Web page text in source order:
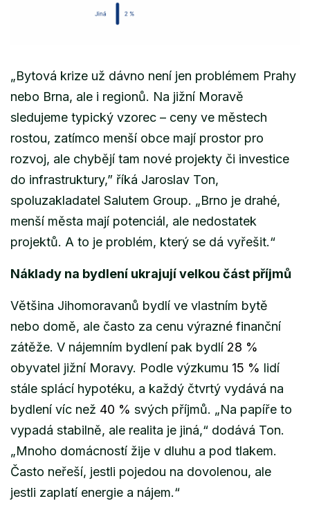
„Bytová krize už dávno není jen problémem Prahy
nebo Brna, ale i regionů. Na jižní Moravě
sledujeme typický vzorec – ceny ve městech
rostou, zatímco menší obce mají prostor pro
rozvoj, ale chybějí tam nové projekty či investice
do infrastruktury,” říká Jaroslav Ton,
spoluzakladatel Salutem Group. „Brno je drahé,
menší města mají potenciál, ale nedostatek
projektů. A to je problém, který se dá vyřešit.“
Náklady na bydlení ukrajují velkou část příjmů
Většina Jihomoravanů bydlí ve vlastním bytě
nebo domě, ale často za cenu výrazné finanční
zátěže. V nájemním bydlení pak bydlí 28 %
obyvatel jižní Moravy. Podle výzkumu 15 % lidí
stále splácí hypotéku, a každý čtvrtý vydává na
bydlení víc než 40 % svých příjmů. „Na papíře to
vypadá stabilně, ale realita je jiná,“ dodává Ton.
„Mnoho domácností žije v dluhu a pod tlakem.
Často neřeší, jestli pojedou na dovolenou, ale
jestli zaplatí energie a nájem.“